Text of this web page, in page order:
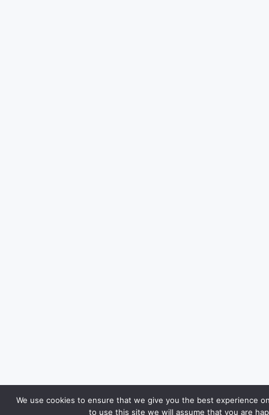
We use cookies to ensure that we give you the best experience
to use this site we will assume that you are